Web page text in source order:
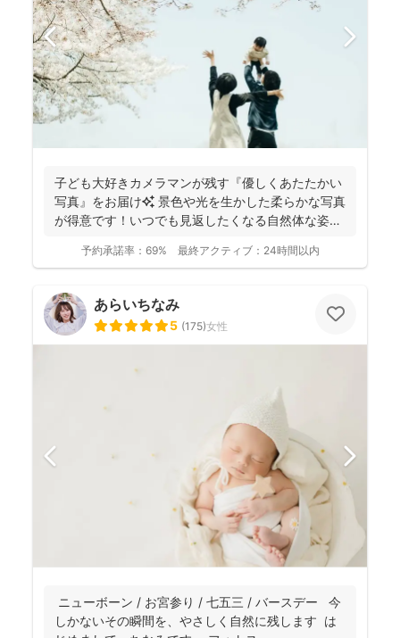
子ども大好きカメラマンが残す『優しくあたたかい
写真』をお届け✨ 景色や光を生かした柔らかな写真
が得意です！いつでも見返したくなる自然体な姿を
予約承諾率： 69% 最終アクティブ： 24時間以内
あらいちなみ
5 (175)女性
ニューボーン / お宮参り / 七五三 / バースデー 今
しかないその瞬間を、やさしく自然に残します は